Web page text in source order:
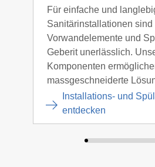
Für einfache und
Sanitärinstallationen sind
Vorwandelemente und
Geberit unerlässlich.
Komponenten
massgeschneiderte
Installations- und
entdecken